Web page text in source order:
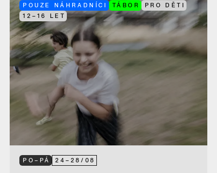
POUZE NÁHRADNÍCI TÁBOR
PRO DĚTI
12–16 LET
PO–PÁ 24– 28/ 08